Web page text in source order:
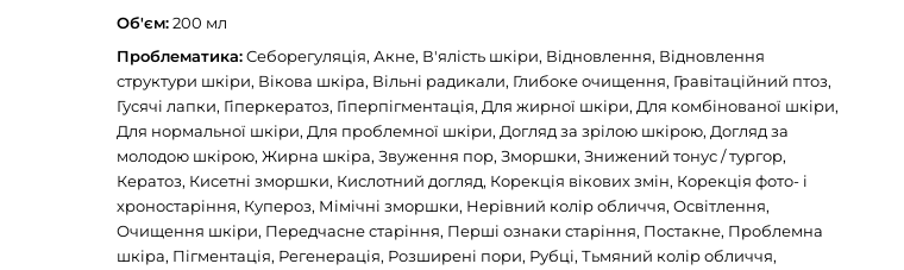
Об'єм:200 мл
Проблематика:Cеборегуляція, Акне, В'ялість шкіри, Відновлення, Відновлення
структури шкіри, Вікова шкіра, Вільні радикали, Глибоке очищення, Гравітаційний птоз,
Гусячі лапки, Гіперкератоз, Гіперпігментація, Для жирної шкіри, Для комбінованої шкіри,
Для нормальної шкіри, Для проблемної шкіри, Догляд за зрілою шкірою, Догляд за
молодою шкірою, Жирна шкіра, Звуження пор, Зморшки, Знижений тонус / тургор,
Кератоз, Кисетні зморшки, Кислотний догляд, Корекція вікових змін, Корекція фото- і
хроностаріння, Купероз, Мімічні зморшки, Нерівний колір обличчя, Освітлення,
Очищення шкіри, Передчасне старіння, Перші ознаки старіння, Постакне, Проблемна
шкіра, Пігментація, Регенерація, Розширені пори, Рубці, Тьмяний колір обличчя,